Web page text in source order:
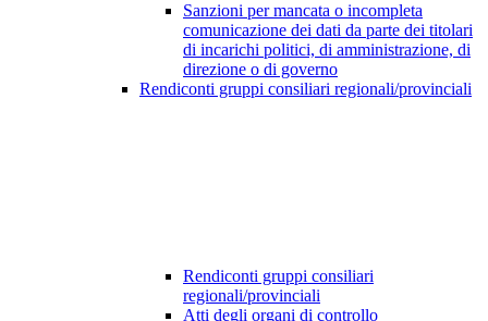
Sanzioni per mancata o incompleta
comunicazione dei dati da parte dei titolari
di incarichi politici, di amministrazione, di
direzione o di governo
Rendiconti gruppi consiliari regionali/provinciali
Rendiconti gruppi consiliari
regionali/provinciali
Atti degli organi di controllo